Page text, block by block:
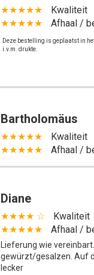
★★★★★
Kwaliteit
★★★★★
Afhaal /
Deze bestelling is geplaatst in
i.v.m. drukte.
Bartholomäus
★★★★★
Kwaliteit
★★★★★
Afhaal /
Diane
★★★★ ☆
Kwaliteit
★★★★★
Afhaal /
Lieferung wie
gewürzt/gesalzen. Auf
lecker